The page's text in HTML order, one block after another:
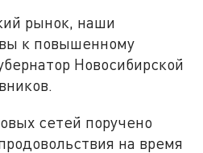
рынок, наши
к повышенному
Новосибирской
сетей поручено
на время